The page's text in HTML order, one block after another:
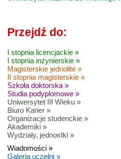
Przejdź do:
I stopnia licencjackie »
I stopnia inżynierskie »
Magisterskie jednolite »
II stopnia magisterskie »
Szkoła doktorska »
Studia podyplomowe »
Uniwersytet III Wieku »
Biuro Karier »
Organizacje studenckie »
Akademiki »
Wydziały, jednostki »
Wiadomości »
Galeria uczelni »